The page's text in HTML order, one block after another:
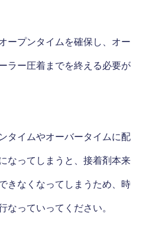
ープンタイムを確保し、オー
ラー圧着までを終える必要が
タイムやオーバータイムに配
なってしまうと、接着剤本来
きなくなってしまうため、時
なっていってください。